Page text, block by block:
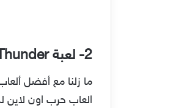
2- لعبة War Thunder ور ثندر
العاب حرب اون لاين